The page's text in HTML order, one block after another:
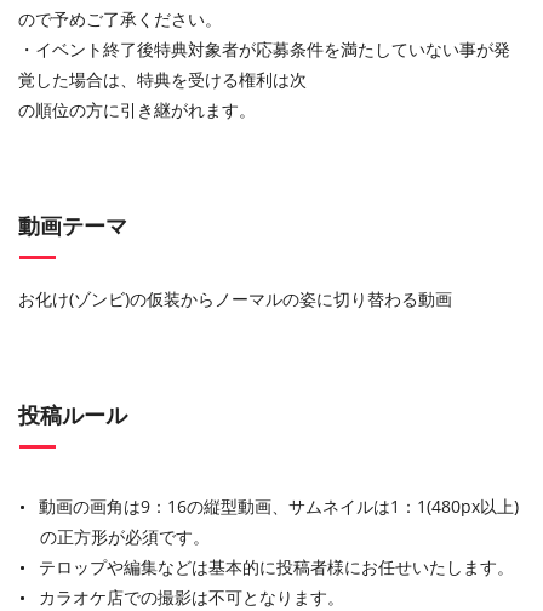
ので予めご了承ください。
・イベント終了後特典対象者が応募条件を満たしていない事が発
覚した場合は、特典を受ける権利は次
の順位の⽅に引き継がれます。
動画テーマ
お化け(ゾンビ)の仮装からノーマルの姿に切り替わる動画
投稿ルール
動画の画角は9：16の縦型動画、サムネイルは1：1(480px以上)
の正方形が必須です。
テロップや編集などは基本的に投稿者様にお任せいたします。
カラオケ店での撮影は不可となります。